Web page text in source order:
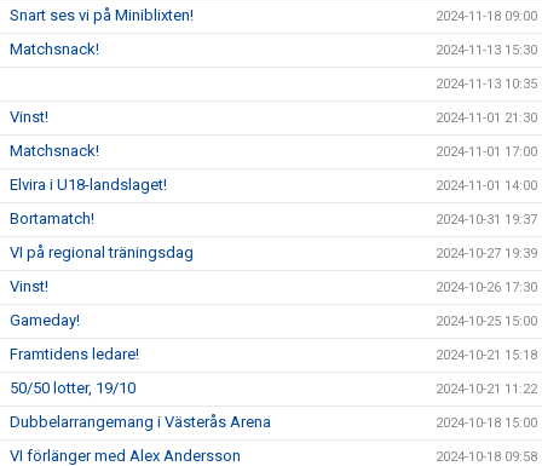
Snart ses vi på Miniblixten! 2024-11-18 09:00
Matchsnack! 2024-11-13 15:30
2024-11-13 10:35
Vinst! 2024-11-01 21:30
Matchsnack! 2024-11-01 17:00
Elvira i U18-landslaget! 2024-11-01 14:00
Bortamatch! 2024-10-31 19:37
VI på regional träningsdag 2024-10-27 19:39
Vinst! 2024-10-26 17:30
Gameday! 2024-10-25 15:00
Framtidens ledare! 2024-10-21 15:18
50/50 lotter, 19/10 2024-10-21 11:22
Dubbelarrangemang i Västerås Arena 2024-10-18 15:00
VI förlänger med Alex Andersson 2024-10-18 09:58